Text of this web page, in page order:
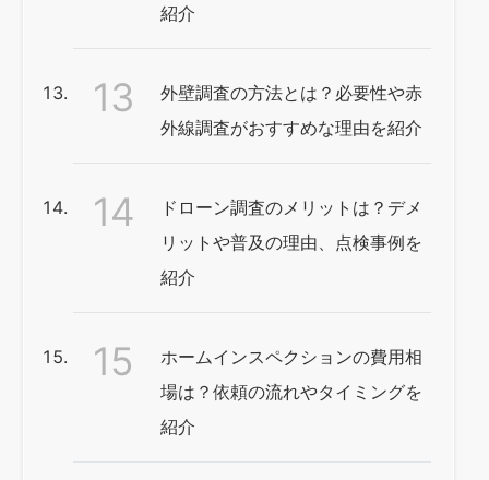
紹介
外壁調査の方法とは？必要性や赤
外線調査がおすすめな理由を紹介
ドローン調査のメリットは？デメ
リットや普及の理由、点検事例を
紹介
ホームインスペクションの費用相
場は？依頼の流れやタイミングを
紹介